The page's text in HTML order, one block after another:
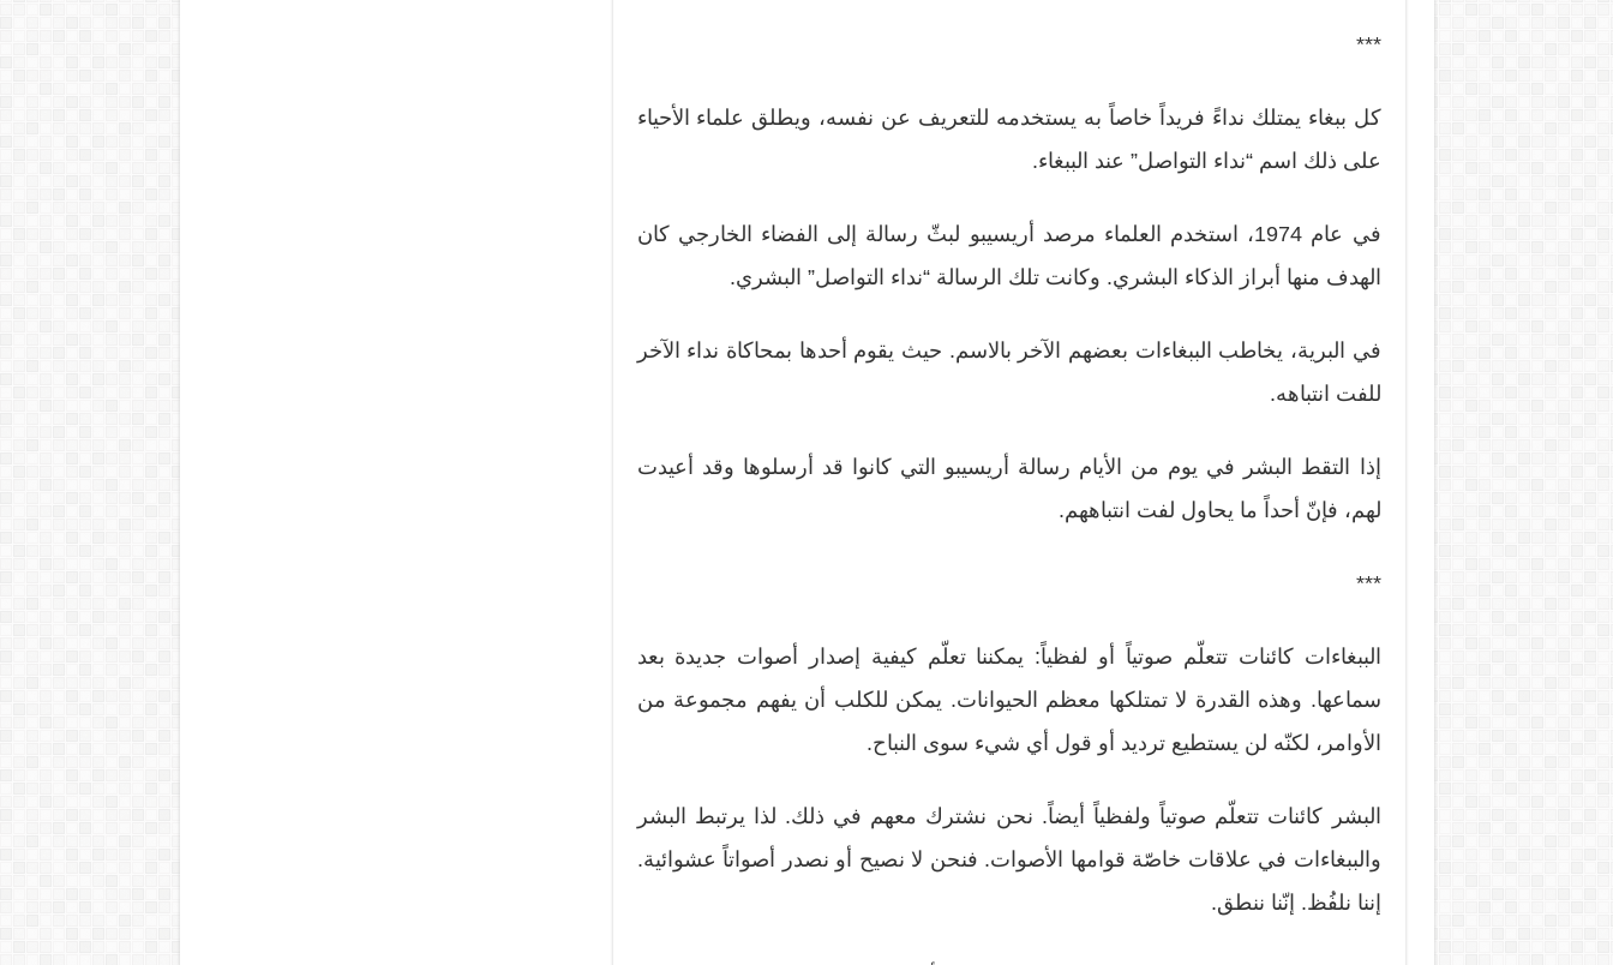
***
كل ببغاء يمتلك نداءً فريداً خاصاً به يستخدمه للتعريف عن نفسه، ويطلق علماء الأحياء
على ذلك اسم “نداء التواصل” عند الببغاء.
في عام 1974، استخدم العلماء مرصد أريسيبو لبثّ رسالة إلى الفضاء الخارجي كان
الهدف منها أبراز الذكاء البشري. وكانت تلك الرسالة “نداء التواصل” البشري.
في البرية، يخاطب الببغاءات بعضهم الآخر بالاسم. حيث يقوم أحدها بمحاكاة نداء الآخر
للفت انتباهه.
إذا التقط البشر في يوم من الأيام رسالة أريسيبو التي كانوا قد أرسلوها وقد أعيدت
لهم، فإنّ أحداً ما يحاول لفت انتباههم.
***
الببغاءات كائنات تتعلّم صوتياً أو لفظياً: يمكننا تعلّم كيفية إصدار أصوات جديدة بعد
سماعها. وهذه القدرة لا تمتلكها معظم الحيوانات. يمكن للكلب أن يفهم مجموعة من
الأوامر، لكنّه لن يستطيع ترديد أو قول أي شيء سوى النباح.
البشر كائنات تتعلّم صوتياً ولفظياً أيضاً. نحن نشترك معهم في ذلك. لذا يرتبط البشر
والببغاءات في علاقات خاصّة قوامها الأصوات. فنحن لا نصيح أو نصدر أصواتاً عشوائية.
إننا نلفُظ. إنّنا ننطق.